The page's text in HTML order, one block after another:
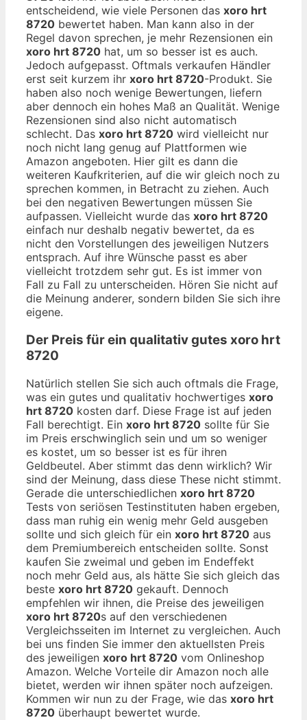
entscheidend, wie viele Personen das xoro hrt
8720 bewertet haben. Man kann also in der
Regel davon sprechen, je mehr Rezensionen ein
xoro hrt 8720 hat, um so besser ist es auch.
Jedoch aufgepasst. Oftmals verkaufen Händler
erst seit kurzem ihr xoro hrt 8720-Produkt. Sie
haben also noch wenige Bewertungen, liefern
aber dennoch ein hohes Maß an Qualität. Wenige
Rezensionen sind also nicht automatisch
schlecht. Das xoro hrt 8720 wird vielleicht nur
noch nicht lang genug auf Plattformen wie
Amazon angeboten. Hier gilt es dann die
weiteren Kaufkriterien, auf die wir gleich noch zu
sprechen kommen, in Betracht zu ziehen. Auch
bei den negativen Bewertungen müssen Sie
aufpassen. Vielleicht wurde das xoro hrt 8720
einfach nur deshalb negativ bewertet, da es
nicht den Vorstellungen des jeweiligen Nutzers
entsprach. Auf ihre Wünsche passt es aber
vielleicht trotzdem sehr gut. Es ist immer von
Fall zu Fall zu unterscheiden. Hören Sie nicht auf
die Meinung anderer, sondern bilden Sie sich ihre
eigene.
Der Preis für ein qualitativ gutes xoro hrt
8720
Natürlich stellen Sie sich auch oftmals die Frage,
was ein gutes und qualitativ hochwertiges xoro
hrt 8720 kosten darf. Diese Frage ist auf jeden
Fall berechtigt. Ein xoro hrt 8720 sollte für Sie
im Preis erschwinglich sein und um so weniger
es kostet, um so besser ist es für ihren
Geldbeutel. Aber stimmt das denn wirklich? Wir
sind der Meinung, dass diese These nicht stimmt.
Gerade die unterschiedlichen xoro hrt 8720
Tests von seriösen Testinstituten haben ergeben,
dass man ruhig ein wenig mehr Geld ausgeben
sollte und sich gleich für ein xoro hrt 8720 aus
dem Premiumbereich entscheiden sollte. Sonst
kaufen Sie zweimal und geben im Endeffekt
noch mehr Geld aus, als hätte Sie sich gleich das
beste xoro hrt 8720 gekauft. Dennoch
empfehlen wir ihnen, die Preise des jeweiligen
xoro hrt 8720s auf den verschiedenen
Vergleichsseiten im Internet zu vergleichen. Auch
bei uns finden Sie immer den aktuellsten Preis
des jeweiligen xoro hrt 8720 vom Onlineshop
Amazon. Welche Vorteile dir Amazon noch alle
bietet, werden wir ihnen später noch aufzeigen.
Kommen wir nun zu der Frage, wie das xoro hrt
8720 überhaupt bewertet wurde.